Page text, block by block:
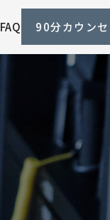
FAQ 90分カウン